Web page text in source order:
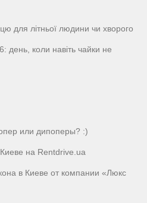
для літньої людини чи хворого
день, коли навіть чайки не
или дипоперы? :)
на Rentdrive.ua
в Киеве от компании «Люкс